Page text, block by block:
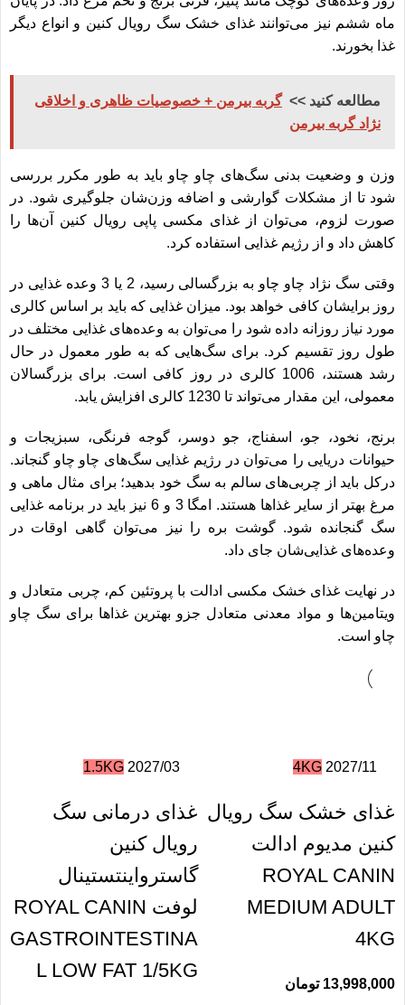
ماه ششم نیز می‌توانندغذای خشک سگ رویال کنین و انواع دیگر
غذا بخورند.
مطالعه کنید >> گربه بیرمن + خصوصیات ظاهری و اخلاقی
نژاد گربه بیرمن
وزن و وضعیت بدنی سگ‌های چاو چاو باید به طور مکرر بررسی
شود تا از مشکلات گوارشی و اضافه وزن‌شان جلوگیری شود. در
صورت لزوم، می‌توان از غذای مکسی پاپی رویال کنین آن‌ها را
کاهش داد و از رژیم غذایی استفاده کرد.
وقتی سگ نژاد چاو چاو به بزرگسالی رسید، 2 یا 3 وعده غذایی در
روز برایشان کافی خواهد بود. میزان غذایی که باید بر اساس کالری
مورد نیاز روزانه داده شود را می‌توان به وعده‌های غذایی مختلف در
طول روز تقسیم کرد. برای سگ‌هایی که به طور معمول در حال
رشد هستند، 1006 کالری در روز کافی است. برای بزرگسالان
معمولی، این مقدار می‎‌تواند تا 1230 کالری افزایش یابد.
برنج، نخود، جو، اسفناج، جو دوسر، گوجه فرنگی، سبزیجات و
حیوانات دریایی را می‎‌توان در رژیم غذایی سگ‌های چاو چاو گنجاند.
درکل باید از چربی‌های سالم به سگ خود بدهید؛ برای مثال ماهی و
مرغ بهتر از سایر غذاها هستند. امگا 3 و 6 نیز باید در برنامه غذایی
سگ گنجانده شود. گوشت بره را نیز می‌‎توان گاهی اوقات در
وعده‌‎های غذایی‌شان جای داد.
در نهایت غذای خشک مکسی ادالت با پروتئین کم، چربی متعادل و
ویتامین‌ها‎‌ و مواد معدنی متعادل جزو بهترین غذاها برای سگ چاو
چاو است.
2027/11
4KG
غذای خشک سگ رویال
کنین مدیوم ادالت
ROYAL CANIN
MEDIUM ADULT
4KG
13,998,000 تومان
2027/03
1.5KG
غذای درمانی سگ
رویال کنین
گاسترواینتستینال
لوفت ROYAL CANIN
GASTROINTESTINA
L LOW FAT 1/5KG